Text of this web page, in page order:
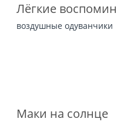
Лёгкие
воздушные одуванчики
Маки на солнце